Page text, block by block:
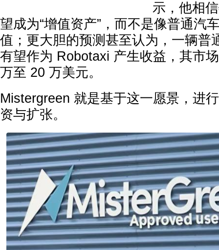
示，他相
望成为“增值资产”，而不是像普通汽
值；更大胆的预测甚至认为，一辆普
有望作为 Robotaxi 产生收益，其市
万至 20 万美元。
Mistergreen 就是基于这一愿景，进
资与扩张。